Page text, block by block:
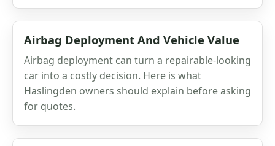
Airbag Deployment And Vehicle Value
Airbag deployment can turn a repairable-looking
car into a costly decision. Here is what
Haslingden owners should explain before asking
for quotes.